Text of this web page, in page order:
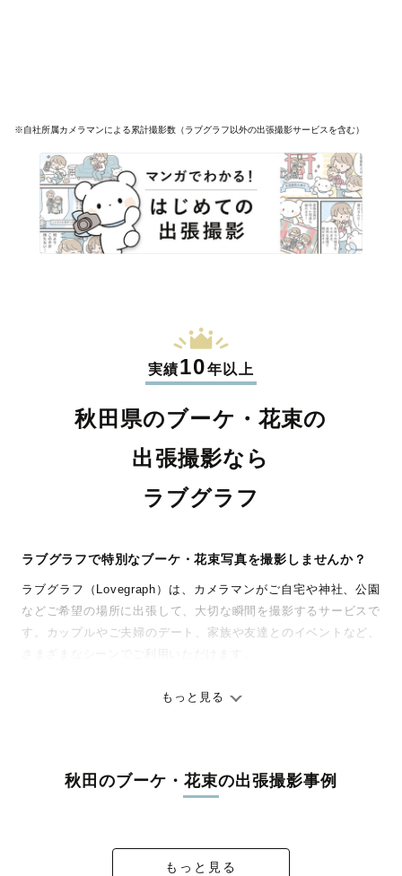
※自社所属カメラマンによる累計撮影数（ラブグラフ以外の出張撮影サービスを含む）
実績10年以上
秋田県のブーケ・花束の
出張撮影なら
ラブグラフ
ラブグラフで特別なブーケ・花束写真を撮影しませんか？
ラブグラフ（Lovegraph）は、カメラマンがご自宅や神社、公園
などご希望の場所に出張して、大切な瞬間を撮影するサービスで
す。カップルやご夫婦のデート、家族や友達とのイベントなど、
ありのままの空気感を大切に、何十年経っても見返したくなるよ
料金は全国どこでも一律。わかりやすく安心の価格設定です。オ
リジナルの研修と厳正な審査に合格し、撮影技術やホスピタリテ
もっと見る
秋田のブーケ・花束の出張撮影事例
もっと見る